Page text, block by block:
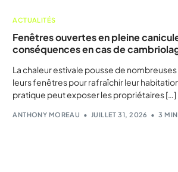
ACTUALITÉS
Fenêtres ouvertes en pleine
conséquences en cas de
La chaleur estivale pousse de
leurs fenêtres pour rafraîchir leur
pratique peut exposer les propriétaires […]
ANTHONY MOREAU JUILLET 31, 2026 3